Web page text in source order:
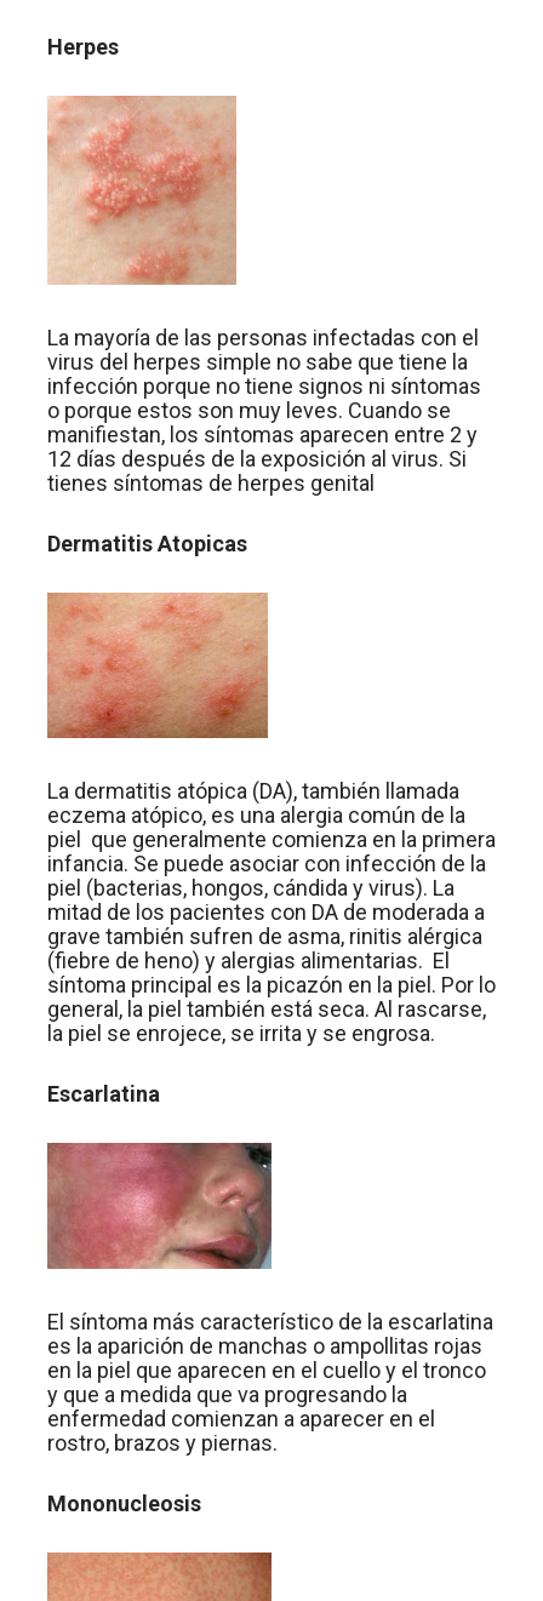
Herpes
La mayoría de las personas infectadas con el
virus del herpes simple no sabe que tiene la
infección porque no tiene signos ni síntomas
o porque estos son muy leves. Cuando se
manifiestan, los síntomas aparecen entre 2 y
12 días después de la exposición al virus. Si
tienes síntomas de herpes genital
Dermatitis Atopicas
La dermatitis atópica (DA), también llamada
eczema atópico, es una alergia común de la
piel que generalmente comienza en la primera
infancia. Se puede asociar con infección de la
piel (bacterias, hongos, cándida y virus). La
mitad de los pacientes con DA de moderada a
grave también sufren de asma, rinitis alérgica
(fiebre de heno) y alergias alimentarias. El
síntoma principal es la picazón en la piel. Por lo
general, la piel también está seca. Al rascarse,
la piel se enrojece, se irrita y se engrosa.
Escarlatina
El síntoma más característico de la escarlatina
es la aparición de manchas o ampollitas rojas
en la piel que aparecen en el cuello y el tronco
y que a medida que va progresando la
enfermedad comienzan a aparecer en el
rostro, brazos y piernas.
Mononucleosis